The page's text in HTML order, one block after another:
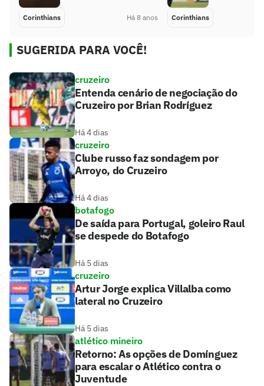
Corinthians Há 8 anos Corinthians
SUGERIDA PARA VOCÊ!
cruzeiro
Entenda cenário de negociação do
Cruzeiro por Brian Rodríguez
Há 4 dias
cruzeiro
Clube russo faz sondagem por
Arroyo, do Cruzeiro
Há 4 dias
botafogo
De saída para Portugal, goleiro Raul
se despede do Botafogo
Há 5 dias
cruzeiro
Artur Jorge explica Villalba como
lateral no Cruzeiro
Há 5 dias
atlético mineiro
Retorno: As opções de Domínguez
para escalar o Atlético contra o
Juventude